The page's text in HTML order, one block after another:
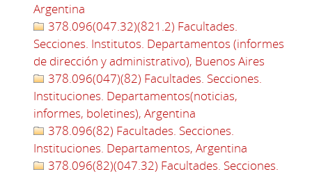
Argentina
378.096(047.32)(821.2) Facultades.
Secciones. Institutos. Departamentos (informes
de dirección y administrativo), Buenos Aires
378.096(047)(82) Facultades. Secciones.
Instituciones. Departamentos(noticias,
informes, boletines), Argentina
378.096(82) Facultades. Secciones.
Instituciones. Departamentos, Argentina
378.096(82)(047.32) Facultades. Secciones.